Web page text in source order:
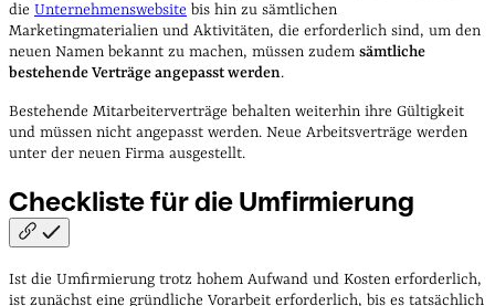
die Unternehmenswebsite bis hin zu sämtlichen
Marketingmaterialien und Aktivitäten, die erforderlich sind, um den
neuen Namen bekannt zu machen, müssen zudem sämtliche
bestehende Verträge angepasst werden.
Bestehende Mitarbeiterverträge behalten weiterhin ihre Gültigkeit
und müssen nicht angepasst werden. Neue Arbeitsverträge werden
unter der neuen Firma ausgestellt.
Checkliste für die Umfirmierung
Ist die Umfirmierung trotz hohem Aufwand und Kosten erforderlich,
ist zunächst eine gründliche Vorarbeit erforderlich, bis es tatsächlich